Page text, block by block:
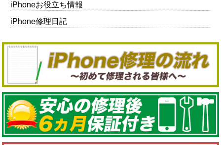
iPhoneお役立ち情報
iPhone修理日記